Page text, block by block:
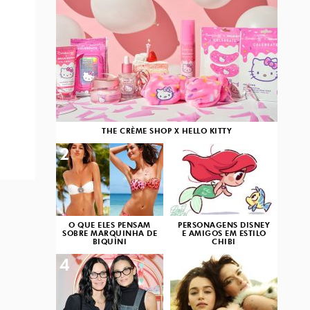
THE CRÈME SHOP X HELLO KITTY
O QUE ELES PENSAM
SOBRE MARQUINHA DE
BIQUÍNI
2
PERSONAGENS DISNEY
E AMIGOS EM ESTILO
CHIBI
3
4